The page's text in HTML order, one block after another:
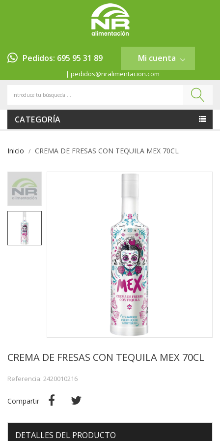
Mi cuenta
Pedidos: 695 95 31 89
| pedidos@nralimentacion.com
CATEGORÍA
Inicio CREMA DE FRESAS CON TEQUILA MEX 70CL
CREMA DE FRESAS CON TEQUILA MEX 70CL
Referencia: 2420010216
Compartir
DETALLES DEL PRODUCTO